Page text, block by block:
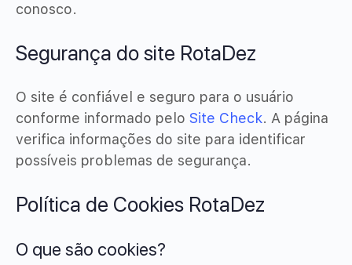
conosco.
Segurança do site RotaDez
O site é confiável e seguro para o usuário
conforme informado pelo Site Check. A página
verifica informações do site para identificar
possíveis problemas de segurança.
Política de Cookies RotaDez
O que são cookies?